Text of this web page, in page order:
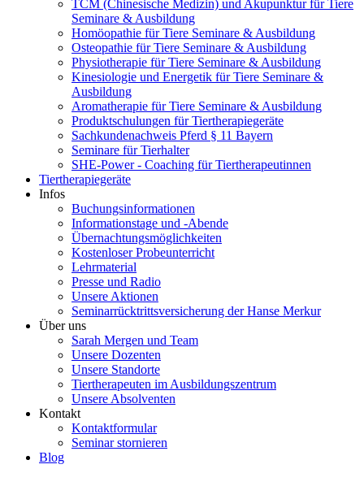
TCM (Chinesische Medizin) und Akupunktur für Tiere
Seminare & Ausbildung
Homöopathie für Tiere Seminare & Ausbildung
Osteopathie für Tiere Seminare & Ausbildung
Physiotherapie für Tiere Seminare & Ausbildung
Kinesiologie und Energetik für Tiere Seminare &
Ausbildung
Aromatherapie für Tiere Seminare & Ausbildung
Produktschulungen für Tiertherapiegeräte
Sachkundenachweis Pferd § 11 Bayern
Seminare für Tierhalter
SHE-Power - Coaching für Tiertherapeutinnen
Tiertherapiegeräte
Infos
Buchungsinformationen
Informationstage und -Abende
Übernachtungsmöglichkeiten
Kostenloser Probeunterricht
Lehrmaterial
Presse und Radio
Unsere Aktionen
Seminarrücktrittsversicherung der Hanse Merkur
Über uns
Sarah Mergen und Team
Unsere Dozenten
Unsere Standorte
Tiertherapeuten im Ausbildungszentrum
Unsere Absolventen
Kontakt
Kontaktformular
Seminar stornieren
Blog